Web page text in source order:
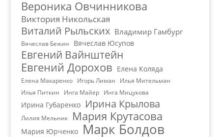
Вероника Овчинникова
Виктория Никольская
Виталий Рыльских Владимир Гамбург
Вячеслав Бежин Вячеслав Юсупов
Евгений Вайнштейн
Евгений Дорохов Елена Коляда
Елена Макаренко Игорь Лиман
Илья Мительман
Илья Питкин
Инга Майер Инга Мицукова
Ирина Губаренко Ирина Крылова
Лилия Мельник Мария Крутасова
Мария Юрченко Марк Болдов